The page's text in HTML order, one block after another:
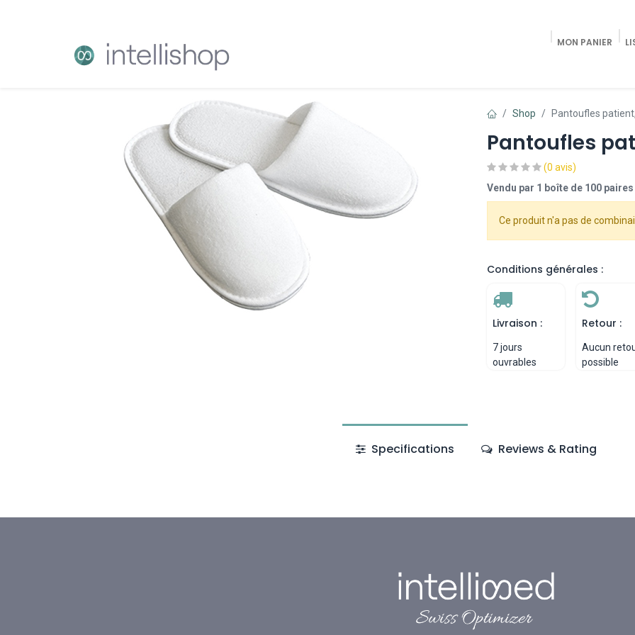
MON PANIER
Shop Pantoufles
Pantoufles
(0 avis)
Vendu par 1 boîte de 100 paires
Ce produit n'a pas de
Conditions générales :
Livraison :
7 jours
ouvrables
Retour :
Aucun
possible
Specifications Reviews & Rating